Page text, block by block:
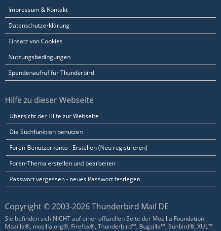
Impressum & Kontakt
Datenschutzerklärung
Einsatz von Cookies
Nutzungsbedingungen
Spendenaufruf für Thunderbird
Hilfe zu dieser Webseite
Übersicht der Hilfe zur Webseite
Die Suchfunktion benutzen
Foren-Benutzerkonto - Erstellen (Neu registrieren)
Foren-Thema erstellen und bearbeiten
Passwort vergessen - neues Passwort festlegen
Copyright © 2003-2026 Thunderbird Mail DE
Sie befinden sich NICHT auf einer offiziellen Seite der Mozilla Foundation.
Mozilla®, mozilla.org®, Firefox®, Thunderbird™, Bugzilla™, Sunbird®, XUL™